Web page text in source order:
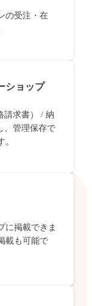
の受注・在
ショップ
請求書） / 納
、管理保存で
。
に掲載できま
載も可能で